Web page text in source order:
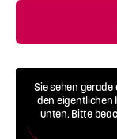
Sie sehen
den eigentlichen
unten. Bitte